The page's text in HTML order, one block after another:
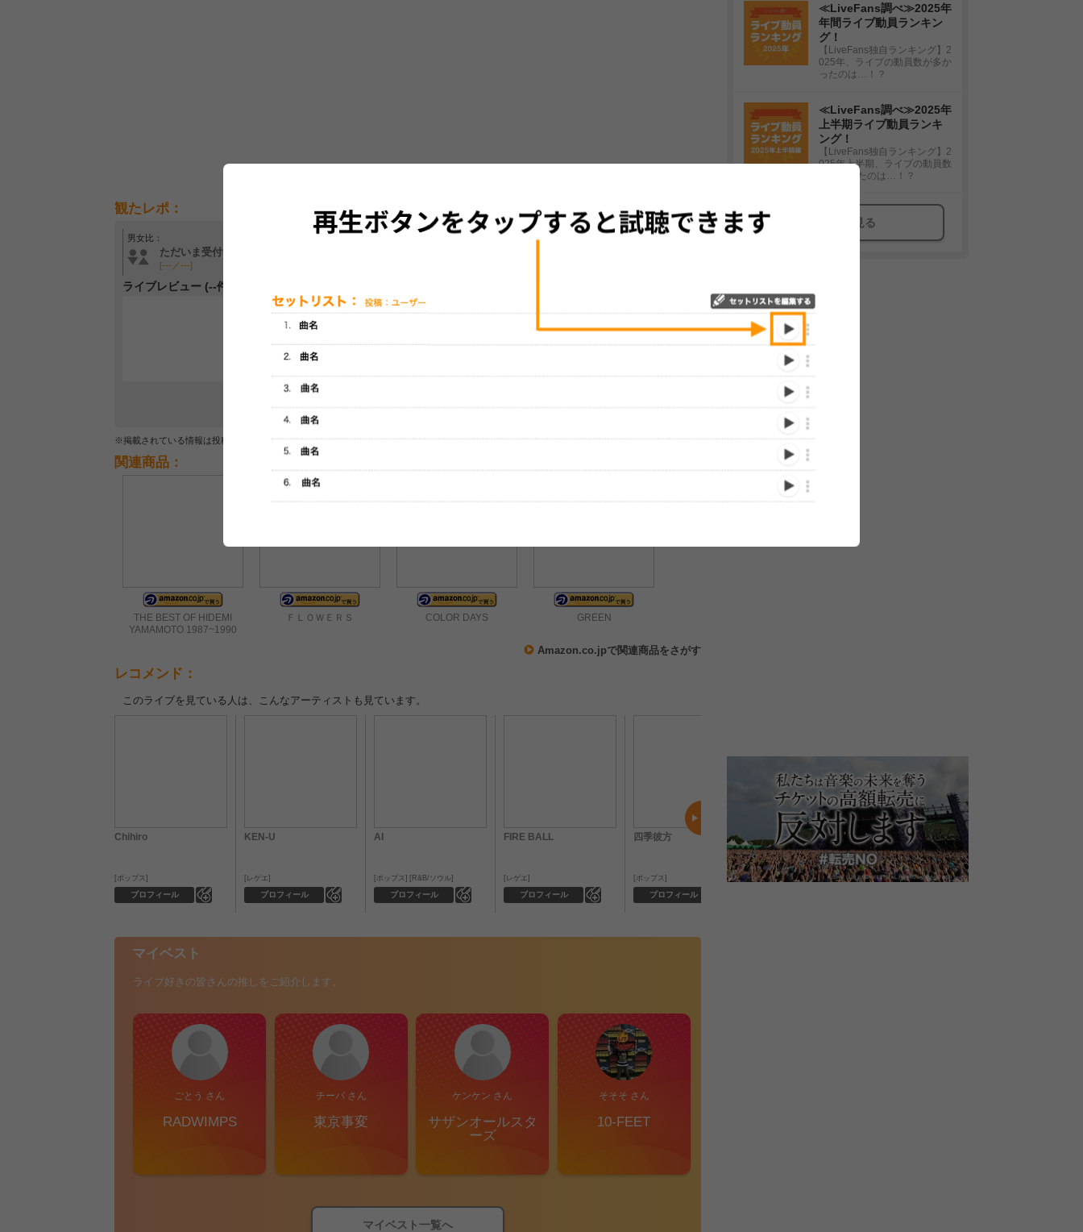
観たレポ：
男女比：
ただいま受付中です
[---／---]
ライブレビュー (--件)
最初のレビューを投稿してみませんか？
※掲載されている情報は投稿されたデータを集計したもので、実際のライブとは異なる場合があります。
関連商品：
THE BEST OF HIDEMI
YAMAMOTO 1987~1990
ＦＬＯＷＥＲＳ COLOR DAYS GREEN
Amazon.co.jpで関連商品をさがす
レコメンド：
このライブを見ている人は、こんなアーティストも見ています。
Chihiro
プロフィール
ポップス
KEN-U
プロフィール
レゲエ
AI
プロフィール
ポップス R&B/ソウル
FIRE BALL
プロフィール
レゲエ
四季彼方
プロフィール
ポップス
キマグレン
ポップス
The Miceteeth
ポップス
マイベスト
ライブ好きの皆さんの推しをご紹介します。
ごとう さん
RADWIMPS
チーバ さん
東京事変
ケンケン さん
サザンオールスタ
ーズ
そそそ さん
10-FEET
マイベスト一覧へ
≪LiveFans調べ≫2025年
年間ライブ動員ランキン
グ！
【LiveFans独自ランキング】2
025年、ライブの動員数が多か
ったのは…！？
≪LiveFans調べ≫2025年
上半期ライブ動員ランキ
ング！
【LiveFans独自ランキング】2
025年上半期、ライブの動員数
が多かったのは…！？
もっと見る